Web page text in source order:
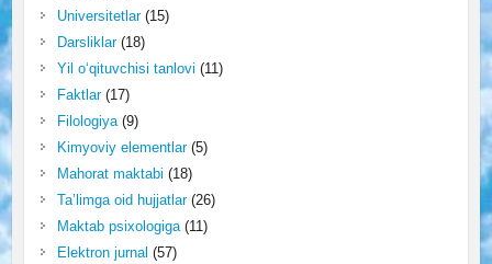
Universitetlar(15)
Darsliklar(18)
Yil o‘qituvchisi tanlovi (11)
Faktlar(17)
Filologiya(9)
Kimyoviy elementlar(5)
Mahorat maktabi (18)
Ta’limga oid hujjatlar(26)
Maktab psixologiga(11)
Elektron jurnal (57)